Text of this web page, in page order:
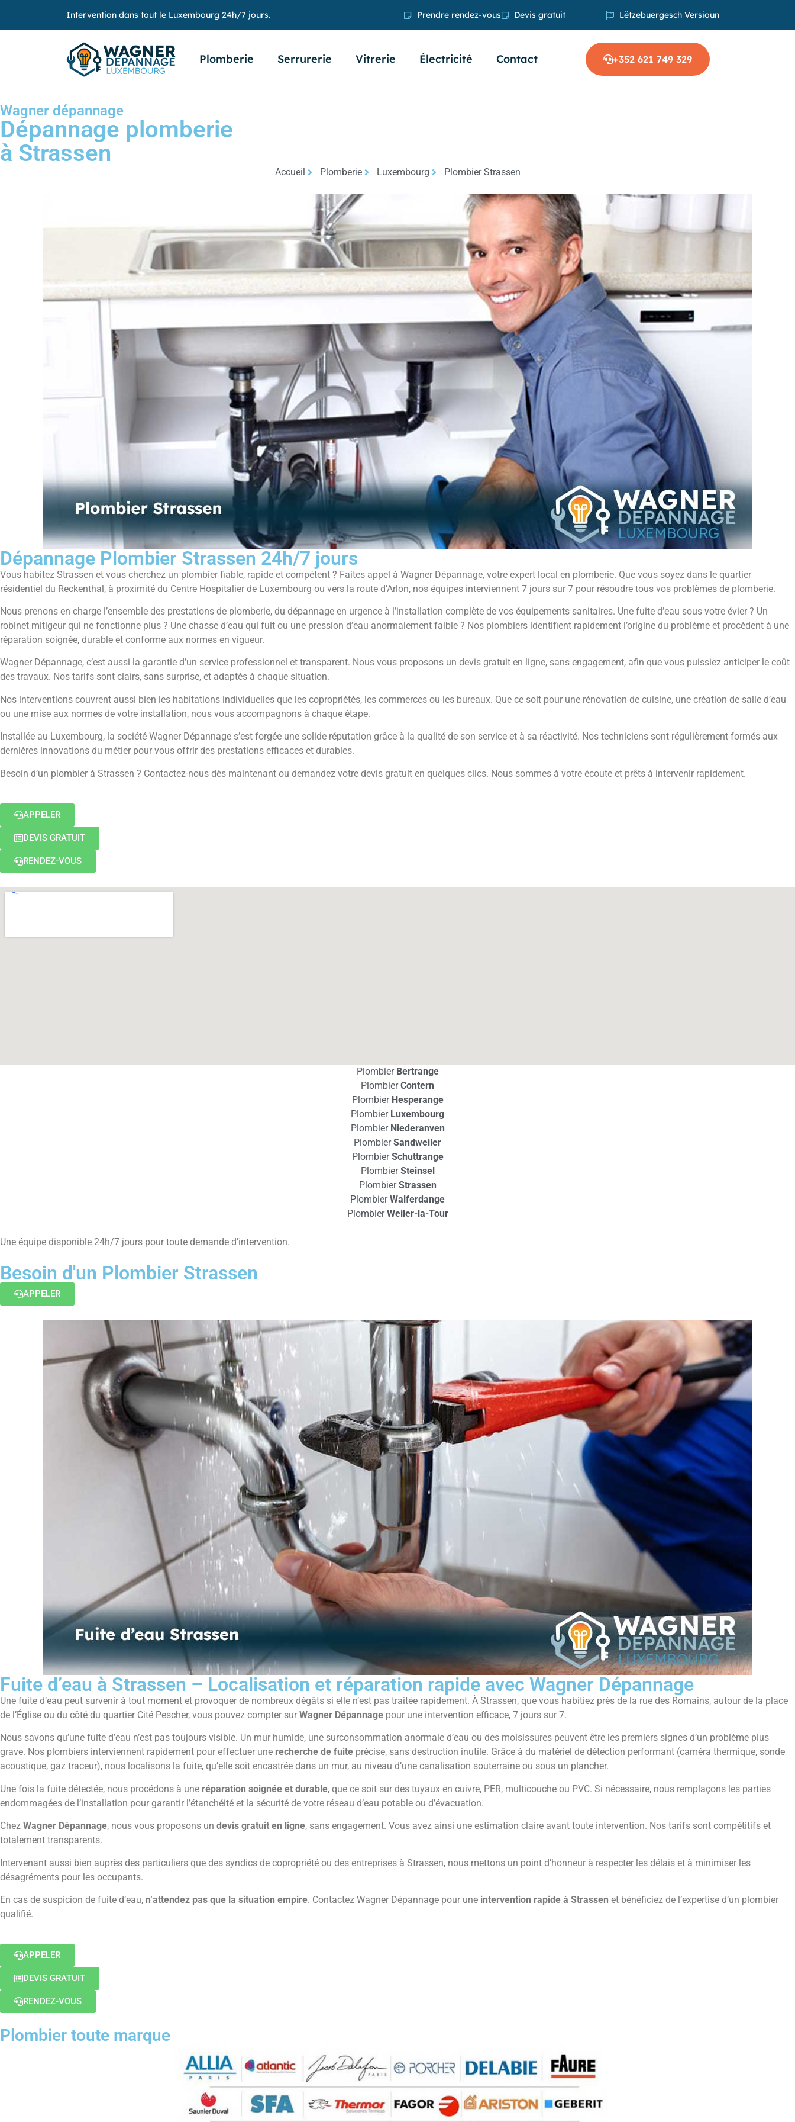
Intervention dans tout le Luxembourg 24h/7 jours. Prendre rendez-vous Devis gratuit Lëtzebuergesch Versioun
Plomberie Serrurerie Vitrerie Électricité Contact +352 621 749 329
Wagner dépannage
Dépannage plomberie
à Strassen
Accueil Plomberie Luxembourg Plombier Strassen
Dépannage Plombier Strassen 24h/7 jours
Vous habitez Strassen et vous cherchez un plombier fiable, rapide et compétent ? Faites appel à Wagner Dépannage, votre expert local en plomberie. Que vous soyez dans le quartier
résidentiel du Reckenthal, à proximité du Centre Hospitalier de Luxembourg ou vers la route d’Arlon, nos équipes interviennent 7 jours sur 7 pour résoudre tous vos problèmes de plomberie.
Nous prenons en charge l’ensemble des prestations de plomberie, du dépannage en urgence à l’installation complète de vos équipements sanitaires. Une fuite d’eau sous votre évier ? Un
robinet mitigeur qui ne fonctionne plus ? Une chasse d’eau qui fuit ou une pression d’eau anormalement faible ? Nos plombiers identifient rapidement l’origine du problème et procèdent à une
réparation soignée, durable et conforme aux normes en vigueur.
Wagner Dépannage, c’est aussi la garantie d’un service professionnel et transparent. Nous vous proposons un devis gratuit en ligne, sans engagement, afin que vous puissiez anticiper le coût
des travaux. Nos tarifs sont clairs, sans surprise, et adaptés à chaque situation.
Nos interventions couvrent aussi bien les habitations individuelles que les copropriétés, les commerces ou les bureaux. Que ce soit pour une rénovation de cuisine, une création de salle d’eau
ou une mise aux normes de votre installation, nous vous accompagnons à chaque étape.
Installée au Luxembourg, la société Wagner Dépannage s’est forgée une solide réputation grâce à la qualité de son service et à sa réactivité. Nos techniciens sont régulièrement formés aux
dernières innovations du métier pour vous offrir des prestations efficaces et durables.
Besoin d’un plombier à Strassen ? Contactez-nous dès maintenant ou demandez votre devis gratuit en quelques clics. Nous sommes à votre écoute et prêts à intervenir rapidement.
APPELER
DEVIS GRATUIT
RENDEZ-VOUS
Plombier Bertrange
PlombierContern
Plombier Hesperange
Plombier Luxembourg
Plombier Niederanven
PlombierSandweiler
PlombierSchuttrange
PlombierSteinsel
PlombierStrassen
PlombierWalferdange
PlombierWeiler-la-Tour
Une équipe disponible 24h/7 jours pour toute demande d’intervention.
Besoin d'un Plombier Strassen
APPELER
Fuite d’eau à Strassen – Localisation et réparation rapide avec Wagner Dépannage
Une fuite d’eau peut survenir à tout moment et provoquer de nombreux dégâts si elle n’est pas traitée rapidement. À Strassen, que vous habitiez près de la rue des Romains, autour de la place
de l’Église ou du côté du quartier Cité Pescher, vous pouvez compter sur Wagner Dépannage pour une intervention efficace, 7 jours sur 7.
Nous savons qu’une fuite d’eau n’est pas toujours visible. Un mur humide, une surconsommation anormale d’eau ou des moisissures peuvent être les premiers signes d’un problème plus
grave. Nos plombiers interviennent rapidement pour effectuer une recherche de fuite précise, sans destruction inutile. Grâce à du matériel de détection performant (caméra thermique, sonde
acoustique, gaz traceur), nous localisons la fuite, qu’elle soit encastrée dans un mur, au niveau d’une canalisation souterraine ou sous un plancher.
Une fois la fuite détectée, nous procédons à une réparation soignée et durable, que ce soit sur des tuyaux en cuivre, PER, multicouche ou PVC. Si nécessaire, nous remplaçons les parties
endommagées de l’installation pour garantir l’étanchéité et la sécurité de votre réseau d’eau potable ou d’évacuation.
Chez Wagner Dépannage, nous vous proposons un devis gratuit en ligne, sans engagement. Vous avez ainsi une estimation claire avant toute intervention. Nos tarifs sont compétitifs et
totalement transparents.
Intervenant aussi bien auprès des particuliers que des syndics de copropriété ou des entreprises à Strassen, nous mettons un point d’honneur à respecter les délais et à minimiser les
désagréments pour les occupants.
En cas de suspicion de fuite d’eau, n’attendez pas que la situation empire. Contactez Wagner Dépannage pour une intervention rapide à Strassen et bénéficiez de l’expertise d’un plombier
qualifié.
APPELER
DEVIS GRATUIT
RENDEZ-VOUS
Plombier toute marque